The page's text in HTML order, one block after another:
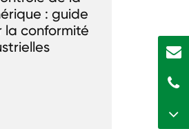
: guide
la conformité